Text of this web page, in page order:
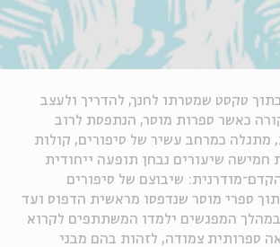
טקסט שמטרתו לחנך, להדריך ולעצב
כאשר ספרות מוסר, הנתפסת לרוב
, מתגלה כמרחב עשיר של סיפורים, קולות
חמישה שיעורים נבחן תופעה ייחודית
: שיבוצם של סיפורים
ספרי מוסר שנדפסו מראשית הדפוס ועד
המפגשים ילמדו המשתתפים לקרוא
ספרותית צמודה, לזהות בהם מבני